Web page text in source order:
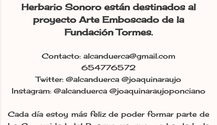
Herbario Sonoro están destinados al
proyecto Arte Emboscado de la
Fundación Tormes.
Contacto: alcanduerca@gmail.com
654776572
Twitter: @alcanduerca @joaquinaraujo
Instagram: @alcanduerca @joaquinaraujoponciano
Cada día estoy más feliz de poder formar parte de